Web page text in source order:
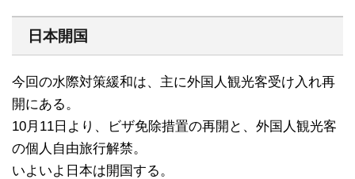
日本開国
今回の水際対策緩和は、主に外国人観光客受け入れ再
開にある。
10月11日より、ビザ免除措置の再開と、外国人観光客
の個人自由旅行解禁。
いよいよ日本は開国する。